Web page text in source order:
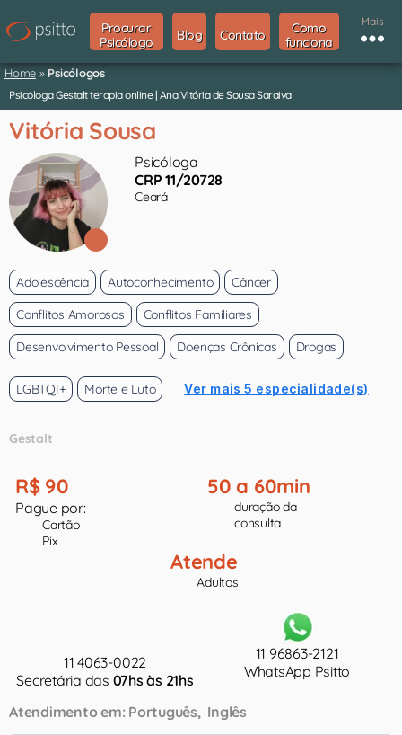
Procurar
Psicólogo
Blog Contato
Como
funciona
Mais
Home » Psicólogos
Psicóloga Gestalt terapia online | Ana Vitória de Sousa Saraiva
Vitória Sousa
Psicóloga
CRP 11/20728
Ceará
Adolescência Autoconhecimento
Câncer
Conflitos Amorosos
Conflitos Familiares
Desenvolvimento Pessoal
Doenças Crônicas Drogas
LGBTQI+ Morte e Luto Ver mais 5 especialidade(s)
Gestalt
R$ 90
Pague por:
Cartão
Pix
50 a 60min
duração da
consulta
Atende
Adultos
11 4063-0022
Secretária das 07hs às 21hs
11 96863-2121
WhatsApp Psitto
Atendimento em: Português Inglês